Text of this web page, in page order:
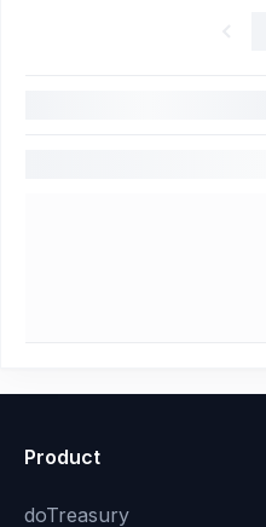
Product
doTreasury